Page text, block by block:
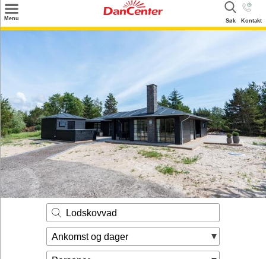
Menu Kontakt
Søk
Info
Service
Kontakt
Eier login
Lodskovvad
Ankomst og dager